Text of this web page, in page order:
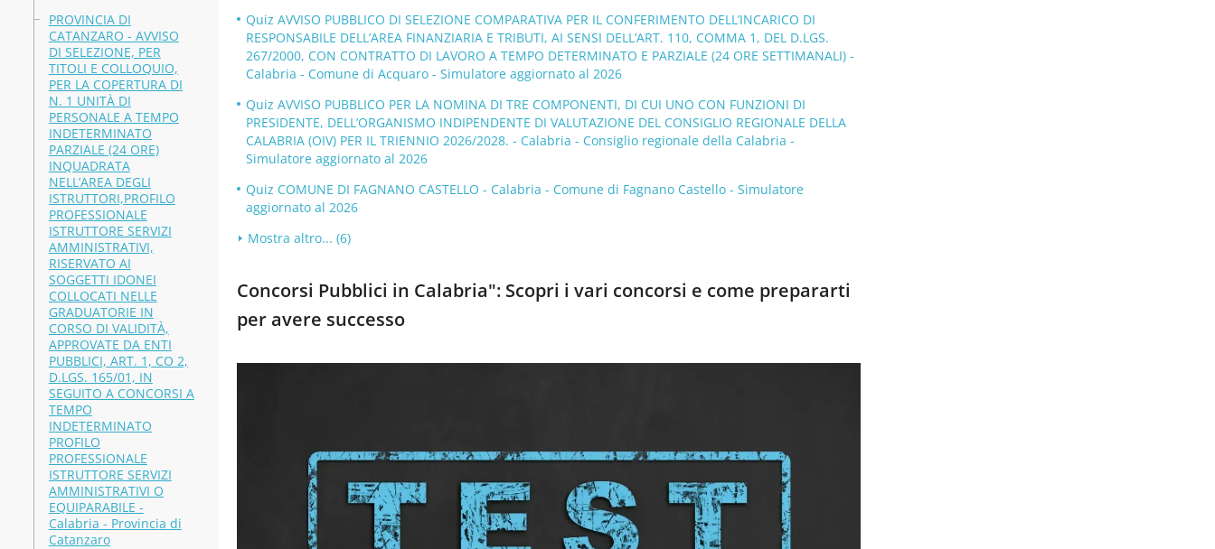
PROVINCIA DI
CATANZARO - AVVISO
DI SELEZIONE, PER
TITOLI E COLLOQUIO,
PER LA COPERTURA DI
N. 1 UNITÀ DI
PERSONALE A TEMPO
INDETERMINATO
PARZIALE (24 ORE)
INQUADRATA
NELL’AREA DEGLI
ISTRUTTORI,PROFILO
PROFESSIONALE
ISTRUTTORE SERVIZI
AMMINISTRATIVI,
RISERVATO AI
SOGGETTI IDONEI
COLLOCATI NELLE
GRADUATORIE IN
CORSO DI VALIDITÀ,
APPROVATE DA ENTI
PUBBLICI, ART. 1, CO 2,
D.LGS. 165/01, IN
SEGUITO A CONCORSI A
TEMPO
INDETERMINATO
PROFILO
PROFESSIONALE
ISTRUTTORE SERVIZI
AMMINISTRATIVI O
EQUIPARABILE -
Calabria - Provincia di
Catanzaro
Quiz AVVISO PUBBLICO DI SELEZIONE COMPARATIVA PER IL CONFERIMENTO DELL’INCARICO DI
RESPONSABILE DELL’AREA FINANZIARIA E TRIBUTI, AI SENSI DELL’ART. 110, COMMA 1, DEL D.LGS.
267/2000, CON CONTRATTO DI LAVORO A TEMPO DETERMINATO E PARZIALE (24 ORE SETTIMANALI) -
Calabria - Comune di Acquaro - Simulatore aggiornato al 2026
Quiz AVVISO PUBBLICO PER LA NOMINA DI TRE COMPONENTI, DI CUI UNO CON FUNZIONI DI
PRESIDENTE, DELL’ORGANISMO INDIPENDENTE DI VALUTAZIONE DEL CONSIGLIO REGIONALE DELLA
CALABRIA (OIV) PER IL TRIENNIO 2026/2028. - Calabria - Consiglio regionale della Calabria -
Simulatore aggiornato al 2026
Quiz COMUNE DI FAGNANO CASTELLO - Calabria - Comune di Fagnano Castello - Simulatore
aggiornato al 2026
Mostra altro... (6)
Concorsi Pubblici in Calabria": Scopri i vari concorsi e come prepararti
per avere successo